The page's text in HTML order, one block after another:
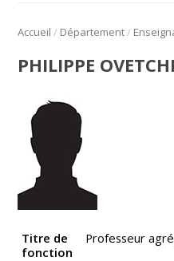
Accueil / Département/
PHILIPPE
Titre de
fonction
Professeur